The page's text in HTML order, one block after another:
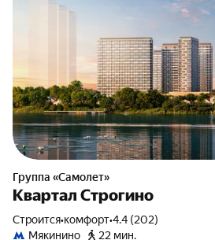
Группа «Самолет»
Квартал Строгино
Строится•комфорт•4.4 (202)
Мякинино
22 мин.